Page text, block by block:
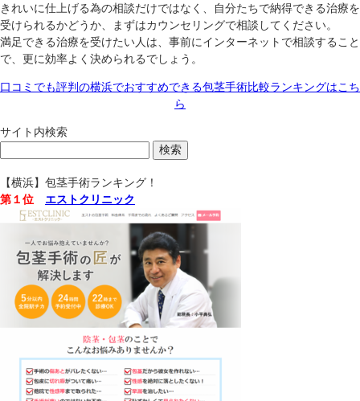
きれいに仕上げる為の相談だけではなく、自分たちで納得できる治療を
受けられるかどうか、まずはカウンセリングで相談してください。
満足できる治療を受けたい人は、事前にインターネットで相談すること
で、更に効率よく決められるでしょう。
口コミでも評判の横浜でおすすめできる包茎手術比較ランキングはこち
ら
サイト内検索
【横浜】包茎手術ランキング！
第１位
エストクリニック